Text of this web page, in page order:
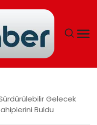
Gelecek
Buldu